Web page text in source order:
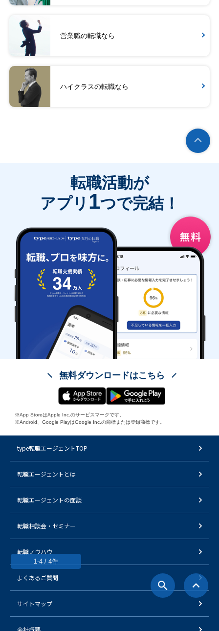
営業職の転職なら
ハイクラスの転職なら
1-4 / 4件
転職活動が
アプリ 1つで完結！
無料ダウンロードはこちら
※App StoreはApple Inc.のサービスマークです。
※Android、Google PlayはGoogle Inc.の商標または登録商標です。
type転職エージェントTOP
転職エージェントとは
転職エージェントの面談
転職相談会・セミナー
転職ノウハウ
よくあるご質問
サイトマップ
会社概要